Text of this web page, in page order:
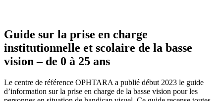
Guide sur la prise en charge
institutionnelle et scolaire de la basse
vision – de 0 à 25 ans
Le centre de référence OPHTARA a publié début 2023 le guide
d’information sur la prise en charge de la basse vision pour les